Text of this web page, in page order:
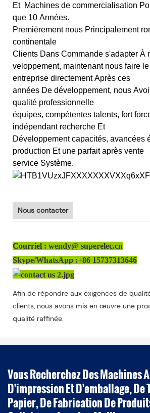
Et Machines de commercialisation
que 10 Années.
Premièrement nous Principalement
continentale
Clients Dans Commande s'adapter À
veloppement, maintenant nous faire
entreprise directement Après ces
années De développement, nous
qualité professionnelle
équipes, compétentes talents, fort
indépendant recherche Et
Développement capacités, avancées
production Et une parfait après vente
service Système.
Nous contacter
Courriel : wendy@ superelec.cn
Skype/WhatsApp :+86 15737313646
Afin de répondre aux exigences de
clients, nous avons mis en œuvre une
qualité raffinée.
Vous Recherchez Des Machines
D'impression Et D'emballage, De
Papier, De Fabrication De